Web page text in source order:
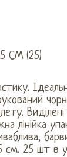
СМ (25)
лінійка
см. 25 шт в